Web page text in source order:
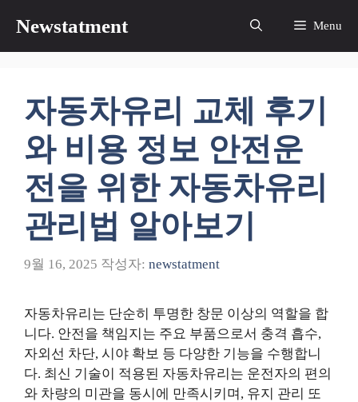
츠
Newstatment Menu
자동차유리 교체 후기
와 비용 정보 안전운
전을 위한 자동차유리
관리법 알아보기
9월 16, 2025 작성자: newstatment
자동차유리는 단순히 투명한 창문 이상의 역할을 합
니다. 안전을 책임지는 주요 부품으로서 충격 흡수,
자외선 차단, 시야 확보 등 다양한 기능을 수행합니
다. 최신 기술이 적용된 자동차유리는 운전자의 편의
와 차량의 미관을 동시에 만족시키며, 유지 관리 또